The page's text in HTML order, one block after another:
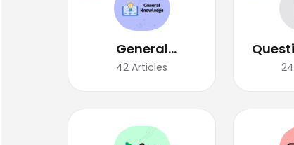
General
Knowledge
42 Articles 24